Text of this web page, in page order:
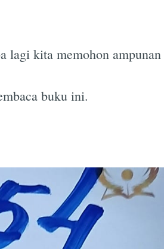
lagi kita memohon ampunan
buku ini.